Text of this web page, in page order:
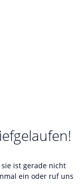
ist gerade nicht
ein oder ruf uns